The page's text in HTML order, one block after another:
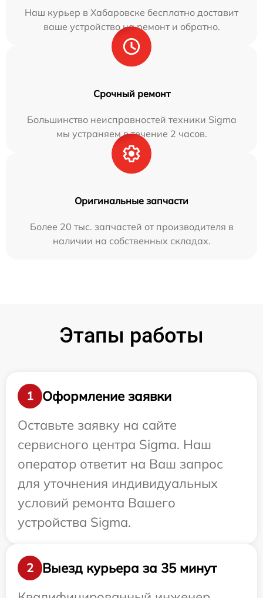
Наш курьер в Хабаровске бесплатно доставит
ваше устройство на ремонт и обратно.
Срочный ремонт
Большинство неисправностей техники Sigma
мы устраняем в течение 2 часов.
Оригинальные запчасти
Более 20 тыс. запчастей от производителя в
наличии на собственных складах.
Этапы работы
1
Оформление заявки
Оставьте заявку на сайте
сервисного центра Sigma. Наш
оператор ответит на Ваш запрос
для уточнения индивидуальных
условий ремонта Вашего
устройства Sigma.
2
Выезд курьера за 35 минут